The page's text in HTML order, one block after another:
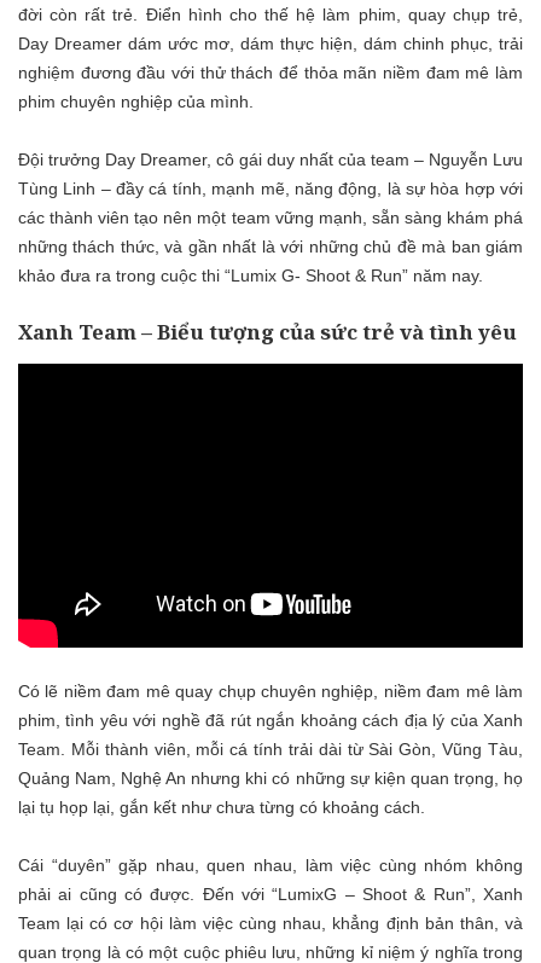
đời còn rất trẻ. Điển hình cho thế hệ làm phim, quay chụp trẻ,
Day Dreamer dám ước mơ, dám thực hiện, dám chinh phục, trải
nghiệm đương đầu với thử thách để thỏa mãn niềm đam mê làm
phim chuyên nghiệp của mình.
Đội trưởng Day Dreamer, cô gái duy nhất của team – Nguyễn Lưu
Tùng Linh –đầy cá tính, mạnh mẽ, năng động, là sự hòa hợp với
các thành viên tạo nên một team vững mạnh, sẵn sàng khám phá
những thách thức, và gần nhất là với những chủ đề mà ban giám
khảo đưa ra trong cuộc thi “Lumix G- Shoot & Run” năm nay.
Xanh Team – Biểu tượng của sức trẻ và tình yêu
Có lẽ niềm đam mê quay chụp chuyên nghiệp, niềm đam mê làm
phim, tình yêu với nghềđã rút ngắn khoảng cách địa lý của Xanh
Team. Mỗi thành viên , mỗi cá tính trải dài từ Sài Gòn, Vũng Tàu,
Quảng Nam, Nghệ An nhưng khi có những sự kiện quan trọng, họ
lại tụ họp lại, gắn kết như chưa từng có khoảng cách.
Cái “duyên” gặp nhau, quen nhau, làm việc cùng nhóm không
phải ai cũng có được. Đến với“LumixG – Shoot & Run”, Xanh
Team lại có cơ hội làm việc cùng nhau, khẳng định bản thân, và
quan trọng là có một cuộc phiêu lưu, những kỉ niệm ý nghĩa trong